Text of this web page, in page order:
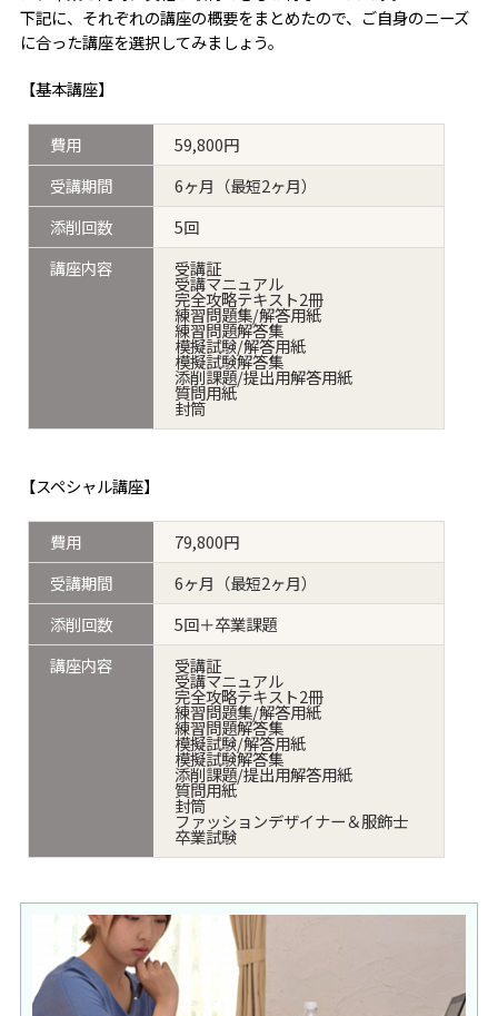
下記に、それぞれの講座の概要をまとめたので、ご自身のニーズ
に合った講座を選択してみましょう。
【基本講座】
費用
59,800円
受講期間
6ヶ月（最短2ヶ月）
添削回数
5回
講座内容
受講証
受講マニュアル
完全攻略テキスト2冊
練習問題集/解答用紙
練習問題解答集
模擬試験/解答用紙
模擬試験解答集
添削課題/提出用解答用紙
質問用紙
封筒
【スペシャル講座】
費用
79,800円
受講期間
6ヶ月（最短2ヶ月）
添削回数
5回＋卒業課題
講座内容
受講証
受講マニュアル
完全攻略テキスト2冊
練習問題集/解答用紙
練習問題解答集
模擬試験/解答用紙
模擬試験解答集
添削課題/提出用解答用紙
質問用紙
封筒
ファッションデザイナー＆服飾士
卒業試験